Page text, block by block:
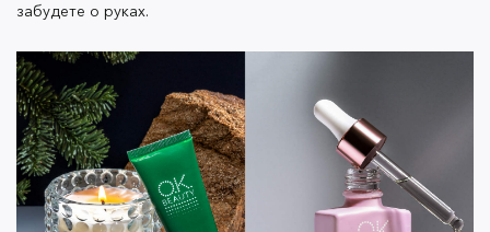
Набориз парфюмированной свечи и крема с
созвучным ароматом можно приобрести
специальной цене →
забудете о руках.